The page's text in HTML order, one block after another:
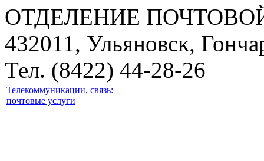
ОТДЕЛЕНИЕ
432011, Ульяновск,
Тел. (8422) 44-28-26
Телекоммуникации, связь:
почтовые услуги